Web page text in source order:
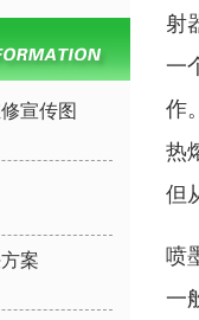
宣传图
案
射
一
作
热
但
喷
一